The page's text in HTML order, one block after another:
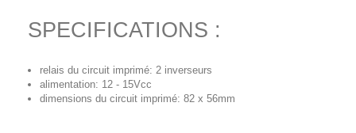
SPECIFICATIONS :
relais du circuit imprimé: 2 inverseurs
alimentation: 12 - 15Vcc
dimensions du circuit imprimé: 82 x 56mm